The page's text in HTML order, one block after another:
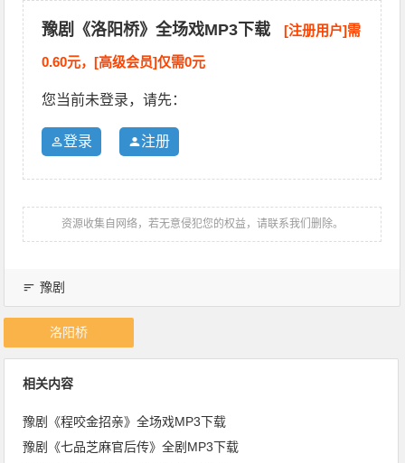
豫剧《洛阳桥》全场戏MP3下载 [注册用户]需
0.60元，[高级会员]仅需0元
您当前未登录，请先：
登录 注册
资源收集自网络，若无意侵犯您的权益，请联系我们删除。
豫剧
洛阳桥
相关内容
豫剧《程咬金招亲》全场戏MP3下载
豫剧《七品芝麻官后传》全剧MP3下载